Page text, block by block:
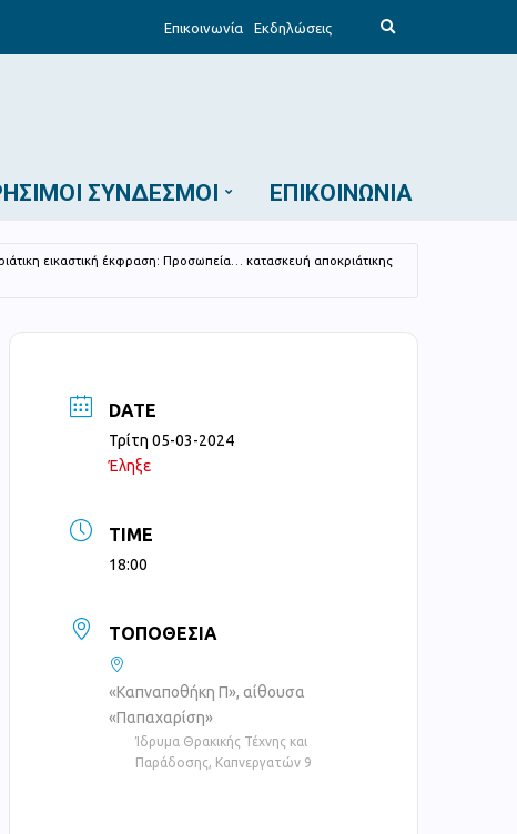
Επικοινωνία Εκδηλώσεις
p
c
h
r
ΣΎΝΔΕΣΜΟΙ ΕΠΙΚΟΙΝΩΝΊΑ
εικαστική έκφραση: Προσωπεία… κατασκευή αποκριάτικης
DATE
Τρίτη 05-03-2024
Έληξε
TIME
18:00
ΤΟΠΟΘΕΣΊΑ
«Καπναποθήκη Π», αίθουσα
«Παπαχαρίση»
Ίδρυμα Θρακικής Τέχνης και
Παράδοσης, Καπνεργατών 9